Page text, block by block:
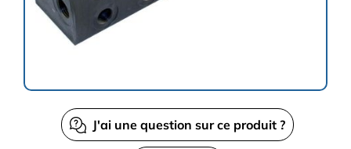
J'ai une question sur ce produit ?